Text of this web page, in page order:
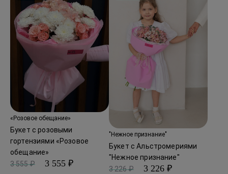
«Розовое обещание»
Букет с розовыми
гортензиями «Розовое
обещание»
3 555 ₽
3 555 ₽
"Нежное признание"
Букет с Альстромериями
"Нежное признание"
3 226 ₽
3 226 ₽